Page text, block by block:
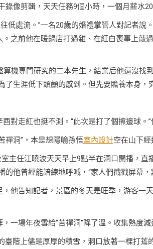
錄像剪輯，天天任務9個小時，一個月薪水
低處流。”一名20歲的婚禮掌管人對記者說
之前他在暖鍋店打過雜、在紅白喪事上敲
算機專門研究的二本先生，結業后他還沒找
了生涯低下頭顱的感到。但先要贍養本身，
對走紅也挺不測。“此次是打了個擦邊球。
禪洞”，本是想隱喻孫悟室內設計空在山下經
室主任江曉波天天早上9點半在洞口開播，
他曾經能諳練地呼喊，“家人們戳戳屏幕，
他告知記者，景區的冬天是旺季，游客一
一場年夜雪給“苦禪洞”降了溫。收集熱度
臺階上儘是厚厚的積雪，洞口放著一棵打